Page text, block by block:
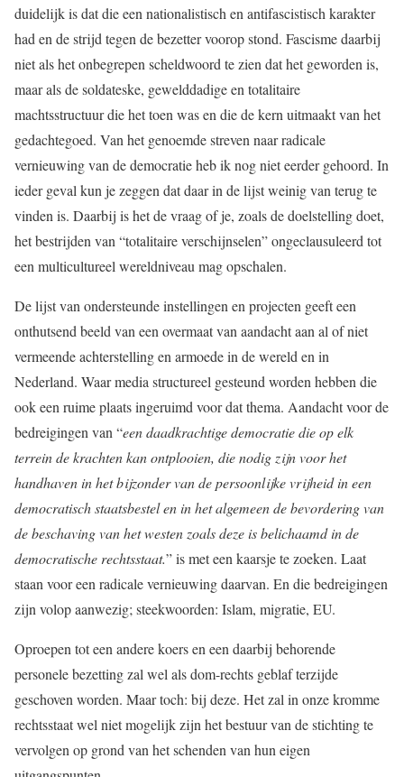
duidelijk is dat die een nationalistisch en antifascistisch karakter
had en de strijd tegen de bezetter voorop stond. Fascisme daarbij
niet als het onbegrepen scheldwoord te zien dat het geworden is,
maar als de soldateske, gewelddadige en totalitaire
machtsstructuur die het toen was en die de kern uitmaakt van het
gedachtegoed. Van het genoemde streven naar radicale
vernieuwing van de democratie heb ik nog niet eerder gehoord. In
ieder geval kun je zeggen dat daar in de lijst weinig van terug te
vinden is. Daarbij is het de vraag of je, zoals de doelstelling doet,
het bestrijden van “totalitaire verschijnselen” ongeclausuleerd tot
een multicultureel wereldniveau mag opschalen.
De lijst van ondersteunde instellingen en projecten geeft een
onthutsend beeld van een overmaat van aandacht aan al of niet
vermeende achterstelling en armoede in de wereld en in
Nederland. Waar media structureel gesteund worden hebben die
ook een ruime plaats ingeruimd voor dat thema. Aandacht voor de
bedreigingen van “een daadkrachtige democratie die op elk
terrein de krachten kan ontplooien, die nodig zijn voor het
handhaven in het bijzonder van de persoonlijke vrijheid in een
democratisch staatsbestel en in het algemeen de bevordering van
de beschaving van het westen zoals deze is belichaamd in de
democratische rechtsstaat.” is met een kaarsje te zoeken. Laat
staan voor een radicale vernieuwing daarvan. En die bedreigingen
zijn volop aanwezig; steekwoorden: Islam, migratie, EU.
Oproepen tot een andere koers en een daarbij behorende
personele bezetting zal wel als dom-rechts geblaf terzijde
geschoven worden. Maar toch: bij deze. Het zal in onze kromme
rechtsstaat wel niet mogelijk zijn het bestuur van de stichting te
vervolgen op grond van het schenden van hun eigen